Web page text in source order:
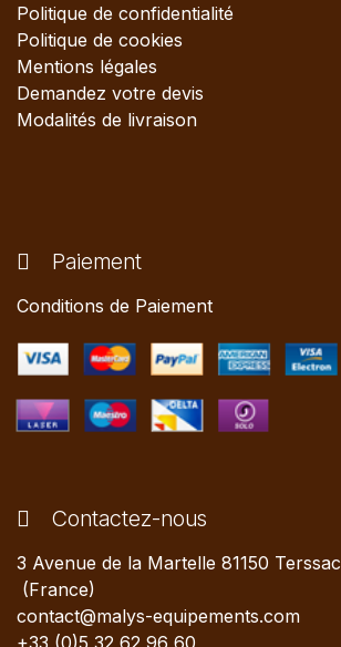
Politique de confidentialité
Politique de cookies
Mentions légales
Demandez votre devis
Modalités de livraison
Paiement
Conditions de Paiement
Contactez-nous
3 Avenue de la Martelle 81150 Terssac
(France)
contact@malys-equipements.com
+33 (0)5 32 62 96 60